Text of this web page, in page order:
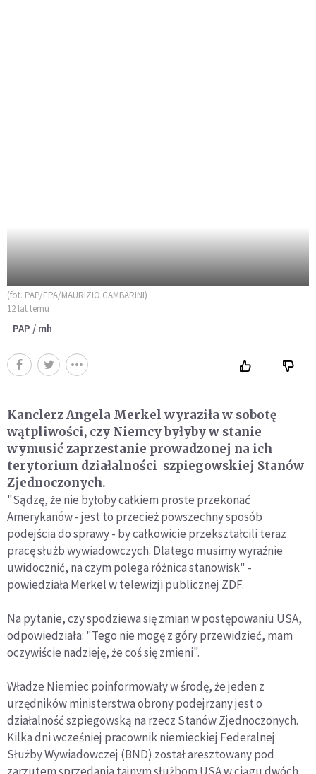
(fot. PAP/EPA/MAURIZIO GAMBARINI)
12 lat temu
PAP / mh
Kanclerz Angela Merkel wyraziła w sobotę
wątpliwości, czy Niemcy byłyby w stanie
wymusić zaprzestanie prowadzonej na ich
terytorium działalności szpiegowskiej Stanów
Zjednoczonych.
"Sądzę, że nie byłoby całkiem proste przekonać
Amerykanów - jest to przecież powszechny sposób
podejścia do sprawy - by całkowicie przekształcili teraz
pracę służb wywiadowczych. Dlatego musimy wyraźnie
uwidocznić, na czym polega różnica stanowisk" -
powiedziała Merkel w telewizji publicznej ZDF.
Na pytanie, czy spodziewa się zmian w postępowaniu USA,
odpowiedziała: "Tego nie mogę z góry przewidzieć, mam
oczywiście nadzieję, że coś się zmieni".
Władze Niemiec poinformowały w środę, że jeden z
urzędników ministerstwa obrony podejrzany jest o
działalność szpiegowską na rzecz Stanów Zjednoczonych.
Kilka dni wcześniej pracownik niemieckiej Federalnej
Służby Wywiadowczej (BND) został aresztowany pod